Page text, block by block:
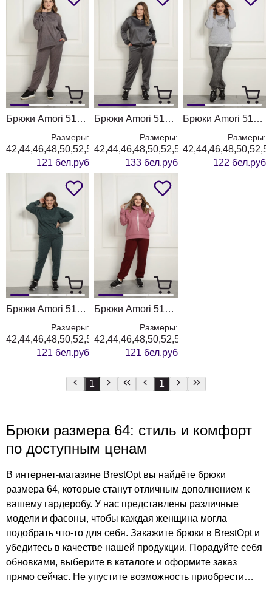
Брюки Amori 5135 баклажан
Размеры:
42,44,46,48,50,52,54,56,58,60,62,64,66
121 бел.руб
Брюки Amori 5132 графит
Размеры:
42,44,46,48,50,52,54,56,58,60,62,64,66
133 бел.руб
Брюки Amori 5142 графит
Размеры:
122 бел.руб
Брюки Amori 5127 зеленый
Размеры:
42,44,46,48,50,52,54,56,58,60,62,64,66
121 бел.руб
Брюки Amori 5126 вишня
Размеры:
42,44,46,48,50,52,54,56,58,60,62,64,66
121 бел.руб
1 1
Брюки размера 64: стиль и комфорт
по доступным ценам
В интернет-магазине BrestOpt вы найдёте брюки
размера 64, которые станут отличным дополнением к
вашему гардеробу. У нас представлены различные
модели и фасоны, чтобы каждая женщина могла
подобрать что-то для себя. Закажите брюки в BrestOpt и
убедитесь в качестве нашей продукции. Порадуйте себя
обновками, выберите в каталоге и оформите заказ
прямо сейчас. Не упустите возможность приобрести